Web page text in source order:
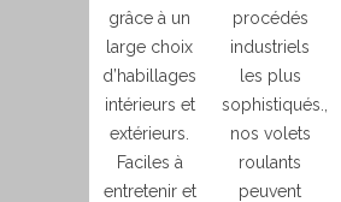
grâce à un
large choix
d’habillages
intérieurs et
extérieurs.
Faciles à
entretenir et
procédés
industriels
les plus
sophistiqués.,
nos volets
roulants
peuvent